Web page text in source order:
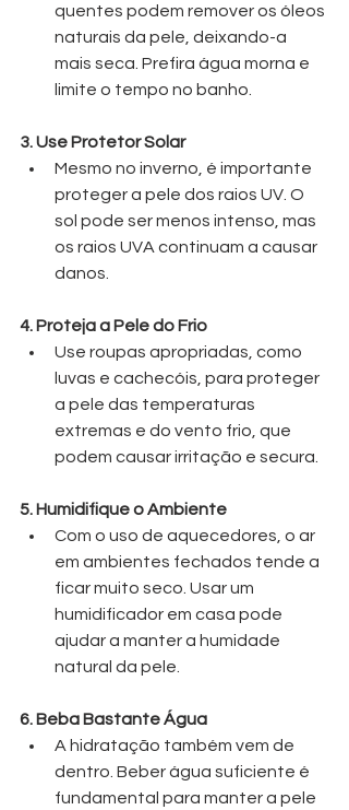
quentes podem remover os óleos
naturais da pele, deixando-a
mais seca. Prefira água morna e
limite o tempo no banho.
3. Use Protetor Solar
Mesmo no inverno, é importante
proteger a pele dos raios UV. O
sol pode ser menos intenso, mas
os raios UVA continuam a causar
danos.
4. Proteja a Pele do Frio
Use roupas apropriadas, como
luvas e cachecóis, para proteger
a pele das temperaturas
extremas e do vento frio, que
podem causar irritação e secura.
5. Humidifique o Ambiente
Com o uso de aquecedores, o ar
em ambientes fechados tende a
ficar muito seco. Usar um
humidificador em casa pode
ajudar a manter a humidade
natural da pele.
6. Beba Bastante Água
A hidratação também vem de
dentro. Beber água suficiente é
fundamental para manter a pele